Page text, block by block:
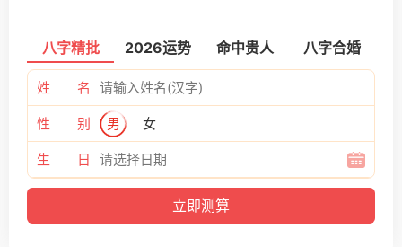
八字精批 2026运势 命中贵人 八字合婚
姓 名
性 别 男 女
生 日